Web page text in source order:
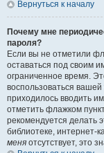
Вернуться к началу
Почему мне
пароля?
Если вы не отметили
оставаться под своим
ограниченное время.
воспользоваться
приходилось вводить
отметить флажком
рекомендуется делать
библиотеке, интернет-
меня отсутствует, это